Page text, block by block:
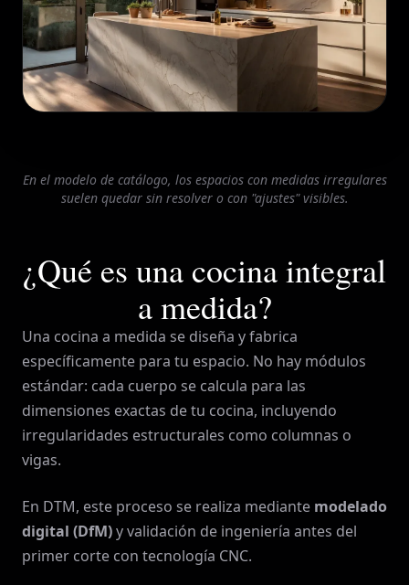
En el modelo de catálogo, los espacios con medidas irregulares
suelen quedar sin resolver o con "ajustes" visibles.
¿Qué es una cocina integral
a medida?
Una cocina a medida se diseña y fabrica
específicamente para tu espacio. No hay módulos
estándar: cada cuerpo se calcula para las
dimensiones exactas de tu cocina, incluyendo
irregularidades estructurales como columnas o
vigas.
En DTM, este proceso se realiza mediante modelado
digital (DfM)y validación de ingeniería antes del
primer corte con tecnología CNC.